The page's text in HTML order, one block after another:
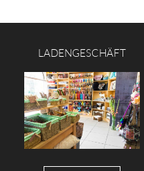
LADENGESCHÄFT